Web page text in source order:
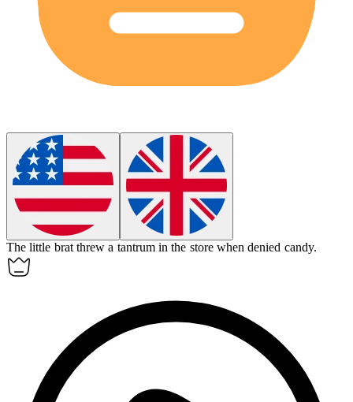
The little brat threw a tantrum in the store when denied candy.